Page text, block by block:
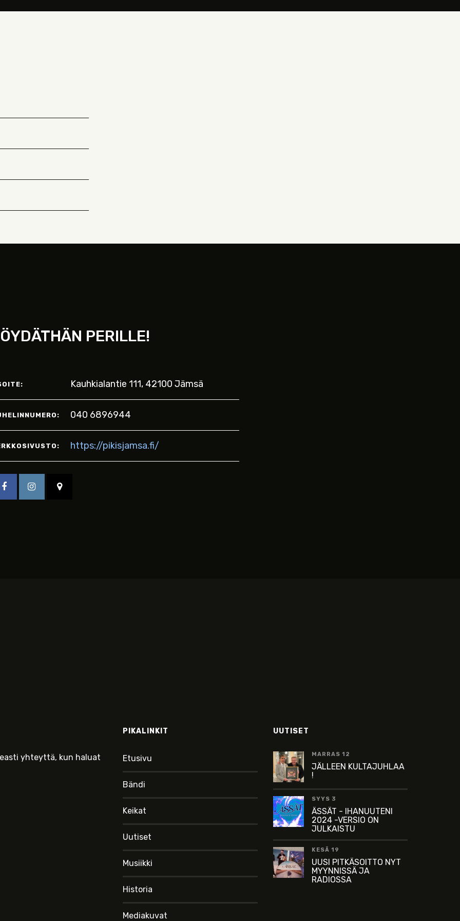
PERILLE!
Kauhkialantie 111, 42100 Jämsä
040 6896944
https://pikisjamsa.fi/
yhteyttä, kun haluat
PIKALINKIT
Etusivu
Bändi
Keikat
Uutiset
Musiikki
Historia
Mediakuvat
UUTISET
MARRAS 12
JÄLLEEN KULTAJUHLAA
!
SYYS 3
ÄSSÄT - IHANUUTENI
2024 -VERSIO ON
JULKAISTU
KESÄ 19
UUSI PITKÄSOITTO NYT
MYYNNISSÄ JA
RADIOSSA